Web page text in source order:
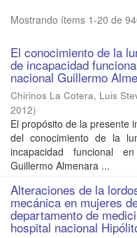
Mostrando ítems 1-20 de
El conocimiento de la
de incapacidad
nacional Guillermo
Chirinos La Cotera, Luis
2012)
El propósito de la presente
del conocimiento de la
incapacidad funcional
Guillermo Almenara ...
Alteraciones de la
mecánica en mujeres
departamento de
hospital nacional